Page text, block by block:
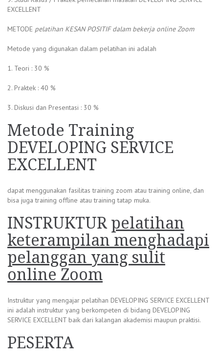
EXCELLENT
METODE pelatihan KESAN POSITIF dalam bekerja online Zoom
Metode yang digunakan dalam pelatihan ini adalah
1. Teori : 30 %
2. Praktek : 40 %
3. Diskusi dan Presentasi : 30 %
Metode Training
DEVELOPING SERVICE
EXCELLENT
dapat menggunakan fasilitas training zoom atau training online, dan
bisa juga training offline atau training tatap muka.
INSTRUKTUR pelatihan
keterampilan menghadapi
pelanggan yang sulit
online Zoom
Instruktur yang mengajar pelatihan DEVELOPING SERVICE EXCELLENT
ini adalah instruktur yang berkompeten di bidang DEVELOPING
SERVICE EXCELLENT baik dari kalangan akademisi maupun praktisi.
PESERTA